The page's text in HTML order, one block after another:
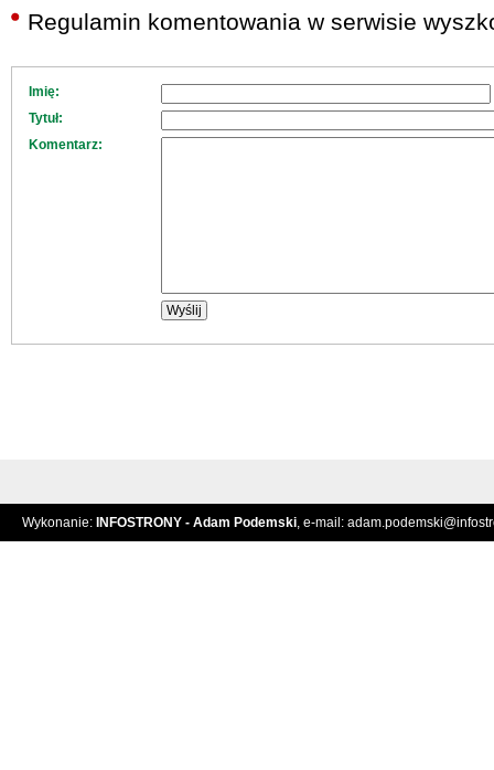
Regulamin komentowania w serwisie
Imię:
Tytuł:
Komentarz:
Wykonanie: INFOSTRONY - Adam Podemski, e-mail: